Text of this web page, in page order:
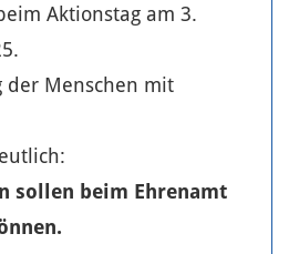
Aktionstag am 3.
der Menschen mit
sollen beim Ehrenamt